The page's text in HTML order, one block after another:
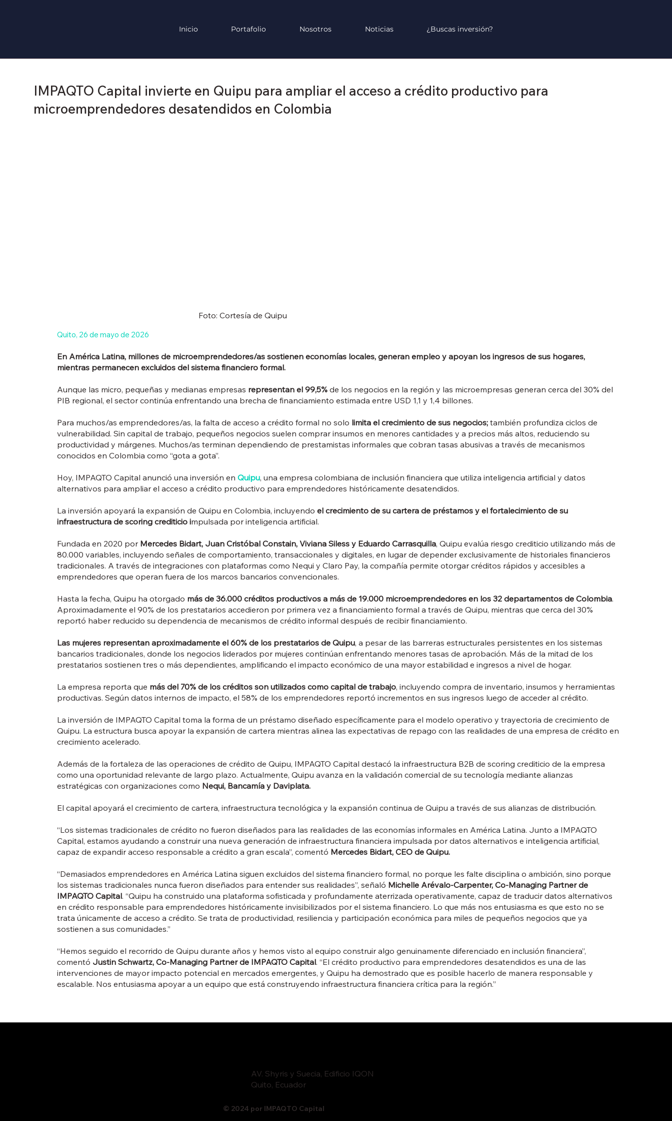
Inicio Portafolio Nosotros Noticias ¿Buscas inversión?
IMPAQTO Capital invierte en Quipu para ampliar el acceso a crédito productivo para
microemprendedores desatendidos en Colombia
Foto: Cortesía de Quipu
Quito, 26 de mayo de 2026
En América Latina, millones de microemprendedores/as sostienen economías locales, generan empleo y apoyan los ingresos de sus hogares,
mientras permanecen excluidos del sistema financiero formal.
Aunque las micro, pequeñas y medianas empresas representan el 99,5% de los negocios en la región y las microempresas generan cerca del 30% del
PIB regional, el sector continúa enfrentando una brecha de financiamiento estimada entre USD 1,1 y 1,4 billones.
Para muchos/as emprendedores/as, la falta de acceso a crédito formal no solo limita el crecimiento de sus negocios;también profundiza ciclos de
vulnerabilidad. Sin capital de trabajo, pequeños negocios suelen comprar insumos en menores cantidades y a precios más altos, reduciendo su
productividad y márgenes. Muchos/as terminan dependiendo de prestamistas informales que cobran tasas abusivas a través de mecanismos
conocidos en Colombia como “gota a gota”.
Hoy, IMPAQTO Capital anunció una inversión en Quipu, una empresa colombiana de inclusión financiera que utiliza inteligencia artificial y datos
alternativos para ampliar el acceso a crédito productivo para emprendedores históricamente desatendidos.
La inversión apoyará la expansión de Quipu en Colombia, incluyendo el crecimiento de su cartera de préstamos y el fortalecimiento de su
infraestructura de scoring crediticio impulsada por inteligencia artificial.
Fundada en 2020 por Mercedes Bidart, Juan Cristóbal Constain, Viviana Siless y Eduardo Carrasquilla, Quipu evalúa riesgo crediticio utilizando más de
80.000 variables, incluyendo señales de comportamiento, transaccionales y digitales, en lugar de depender exclusivamente de historiales financieros
tradicionales. A través de integraciones con plataformas como Nequi y Claro Pay, la compañía permite otorgar créditos rápidos y accesibles a
emprendedores que operan fuera de los marcos bancarios convencionales.
Hasta la fecha, Quipu ha otorgado más de 36.000 créditos productivos a más de 19.000 microemprendedores en los 32 departamentos de Colombia.
Aproximadamente el 90% de los prestatarios accedieron por primera vez a financiamiento formal a través de Quipu, mientras que cerca del 30%
reportó haber reducido su dependencia de mecanismos de crédito informal después de recibir financiamiento.
Las mujeres representan aproximadamente el 60% de los prestatarios de Quipu, a pesar de las barreras estructurales persistentes en los sistemas
bancarios tradicionales, donde los negocios liderados por mujeres continúan enfrentando menores tasas de aprobación. Más de la mitad de los
prestatarios sostienen tres o más dependientes, amplificando el impacto económico de una mayor estabilidad e ingresos a nivel de hogar.
La empresa reporta que más del 70% de los créditos son utilizados como capital de trabajo, incluyendo compra de inventario, insumos y herramientas
productivas. Según datos internos de impacto, el 58% de los emprendedores reportó incrementos en sus ingresos luego de acceder al crédito.
La inversión de IMPAQTO Capital toma la forma de un préstamo diseñado específicamente para el modelo operativo y trayectoria de crecimiento de
Quipu. La estructura busca apoyar la expansión de cartera mientras alinea las expectativas de repago con las realidades de una empresa de crédito en
crecimiento acelerado.
Además de la fortaleza de las operaciones de crédito de Quipu, IMPAQTO Capital destacó la infraestructura B2B de scoring crediticio de la empresa
como una oportunidad relevante de largo plazo. Actualmente, Quipu avanza en la validación comercial de su tecnología mediante alianzas
estratégicas con organizaciones como Nequi, Bancamía y Daviplata.
El capital apoyará el crecimiento de cartera, infraestructura tecnológica y la expansión continua de Quipu a través de sus alianzas de distribución.
“Los sistemas tradicionales de crédito no fueron diseñados para las realidades de las economías informales en América Latina. Junto a IMPAQTO
Capital, estamos ayudando a construir una nueva generación de infraestructura financiera impulsada por datos alternativos e inteligencia artificial,
capaz de expandir acceso responsable a crédito a gran escala”, comentó Mercedes Bidart, CEO de Quipu.
“Demasiados emprendedores en América Latina siguen excluidos del sistema financiero formal, no porque les falte disciplina o ambición, sino porque
los sistemas tradicionales nunca fueron diseñados para entender sus realidades”, señaló Michelle Arévalo-Carpenter, Co-Managing Partner de
IMPAQTO Capital. “Quipu ha construido una plataforma sofisticada y profundamente aterrizada operativamente, capaz de traducir datos alternativos
en crédito responsable para emprendedores históricamente invisibilizados por el sistema financiero. Lo que más nos entusiasma es que esto no se
trata únicamente de acceso a crédito. Se trata de productividad, resiliencia y participación económica para miles de pequeños negocios que ya
sostienen a sus comunidades.”
“Hemos seguido el recorrido de Quipu durante años y hemos visto al equipo construir algo genuinamente diferenciado en inclusión financiera”,
comentó Justin Schwartz, Co-Managing Partner de IMPAQTO Capital. “El crédito productivo para emprendedores desatendidos es una de las
intervenciones de mayor impacto potencial en mercados emergentes, y Quipu ha demostrado que es posible hacerlo de manera responsable y
escalable. Nos entusiasma apoyar a un equipo que está construyendo infraestructura financiera crítica para la región.”
AV. Shyris y Suecia, Edificio IQON
Quito, Ecuador
© 2024 por IMPAQTO Capital